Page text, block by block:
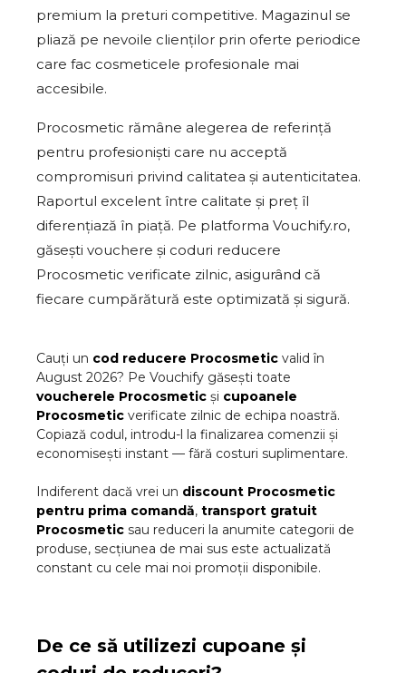
premium la preturi competitive. Magazinul se
pliază pe nevoile clienților prin oferte periodice
care fac cosmeticele profesionale mai
accesibile.
Procosmetic rămâne alegerea de referință
pentru profesioniști care nu acceptă
compromisuri privind calitatea și autenticitatea.
Raportul excelent între calitate și preț îl
diferențiază în piață. Pe platforma Vouchify.ro,
găsești vouchere și coduri reducere
Procosmetic verificate zilnic, asigurând că
fiecare cumpărătură este optimizată și sigură.
Cauți un cod reducere Procosmetic valid în
August 2026? Pe Vouchify găsești toate
voucherele Procosmetic și cupoanele
Procosmetic verificate zilnic de echipa noastră.
Copiază codul, introdu-l la finalizarea comenzii și
economisești instant — fără costuri suplimentare.
Indiferent dacă vrei un discount Procosmetic
pentru prima comandă, transport gratuit
Procosmetic sau reduceri la anumite categorii de
produse, secțiunea de mai sus este actualizată
constant cu cele mai noi promoții disponibile.
De ce să utilizezi cupoane și